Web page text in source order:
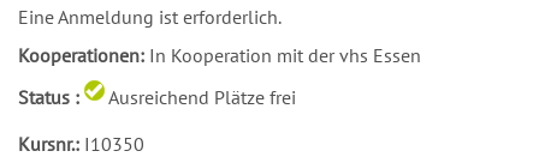
Eine Anmeldung ist erforderlich.
Kooperationen: In Kooperation mit der vhs Essen
Status :
Ausreichend Plätze frei
Kursnr.: I10350